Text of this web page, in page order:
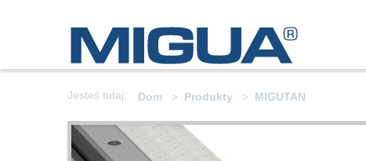
Jesteś tutaj: Dom Produkty MIGUTAN